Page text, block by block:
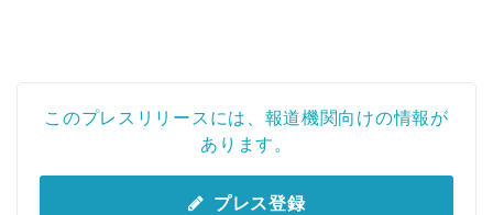
このプレスリリースには、報道機関向けの情報が
あります。
プレス登録